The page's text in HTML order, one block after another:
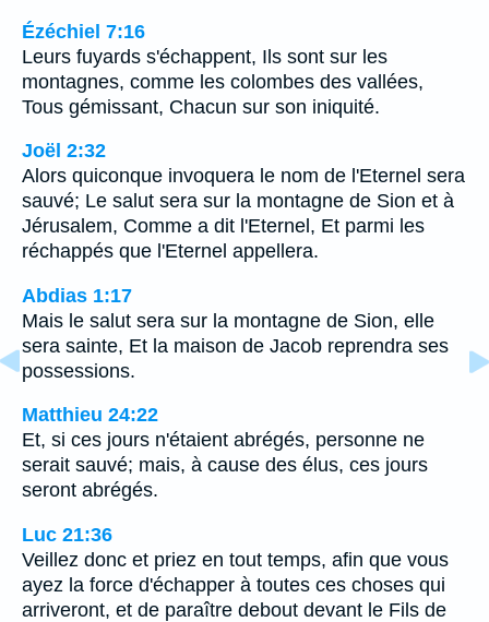
Ézéchiel 7:16
Leurs fuyards s'échappent, Ils sont sur les
montagnes, comme les colombes des vallées,
Tous gémissant, Chacun sur son iniquité.
Joël 2:32
Alors quiconque invoquera le nom de l'Eternel sera
sauvé; Le salut sera sur la montagne de Sion et à
Jérusalem, Comme a dit l'Eternel, Et parmi les
réchappés que l'Eternel appellera.
Abdias 1:17
Mais le salut sera sur la montagne de Sion, elle
sera sainte, Et la maison de Jacob reprendra ses
possessions.
Matthieu 24:22
Et, si ces jours n'étaient abrégés, personne ne
serait sauvé; mais, à cause des élus, ces jours
seront abrégés.
Luc 21:36
Veillez donc et priez en tout temps, afin que vous
ayez la force d'échapper à toutes ces choses qui
arriveront, et de paraître debout devant le Fils de